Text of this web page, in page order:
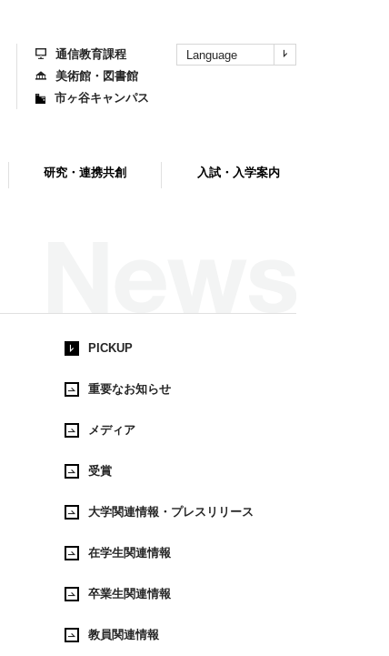
Language
通信教育課程
美術館・図書館
市ヶ谷キャンパス
研究・連携共創 入試・入学案内
PICKUP
重要なお知らせ
メディア
受賞
大学関連情報・プレスリリース
在学生関連情報
卒業生関連情報
教員関連情報